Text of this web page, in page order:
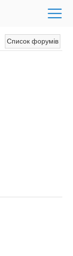
Список форумів